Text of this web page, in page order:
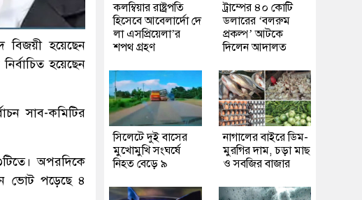
বিজয়ী হয়েছেন
হয়েছেন
সাব-কমিটির
অপরদিকে
ভোট পড়েছে ৪
কলম্বিয়ার রাষ্ট্রপতি
হিসেবে আবেলার্দো দে
লা এসপ্রিয়েলা’র
শপথ গ্রহণ
ট্রাম্পের ৪০ কোটি
ডলারের ‘বলরুম
প্রকল্প’ আটকে
দিলেন আদালত
সিলেটে দুই বাসের
মুখোমুখি সংঘর্ষে
নিহত বেড়ে ৯
নাগালের বাইরে ডিম-
মুরগির দাম, চড়া মাছ
ও সবজির বাজার